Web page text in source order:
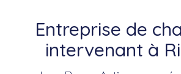
Entreprise de
intervenant à